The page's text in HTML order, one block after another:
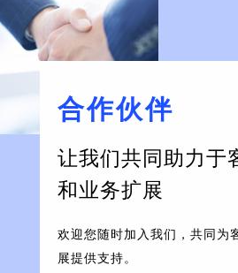
合作伙伴
让我们共同助力于
和业务扩展
欢迎您随时加入我们，共同为
展提供支持。